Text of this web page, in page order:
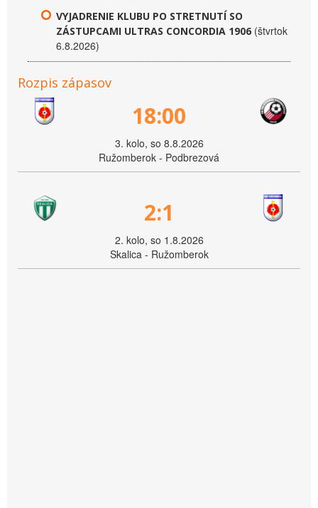
VYJADRENIE KLUBU PO STRETNUTÍ SO
ZÁSTUPCAMI ULTRAS CONCORDIA 1906 (štvrtok
6.8.2026)
Rozpis zápasov
18:00
3. kolo, so 8.8.2026
Ružomberok - Podbrezová
2:1
2. kolo, so 1.8.2026
Skalica - Ružomberok